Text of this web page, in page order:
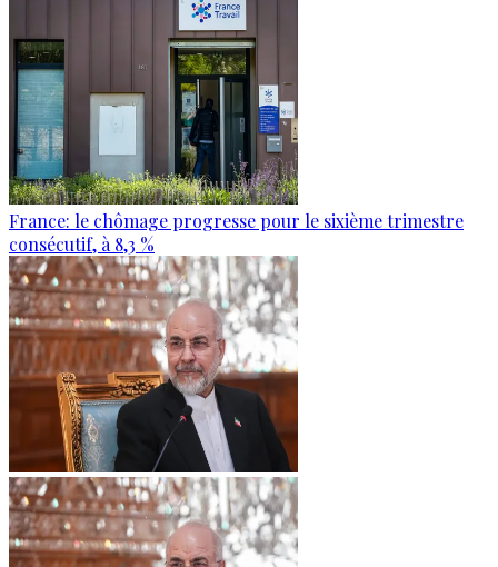
France: le chômage progresse pour le sixième trimestre
consécutif, à 8,3 %